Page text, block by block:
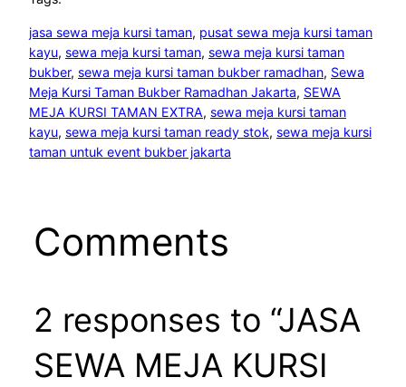
jasa sewa meja kursi taman, pusat sewa meja kursi taman
kayu, sewa meja kursi taman, sewa meja kursi taman
bukber, sewa meja kursi taman bukber ramadhan, Sewa
Meja Kursi Taman Bukber Ramadhan Jakarta, SEWA
MEJA KURSI TAMAN EXTRA, sewa meja kursi taman
kayu, sewa meja kursi taman ready stok, sewa meja kursi
taman untuk event bukber jakarta
Comments
2 responses to “JASA
SEWA MEJA KURSI